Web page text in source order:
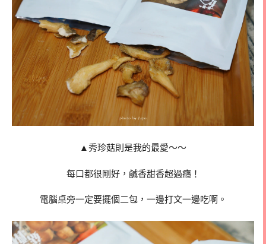
▲秀珍菇則是我的最愛～～
每口都很剛好，鹹香甜香超過癮！
電腦桌旁一定要擺個二包，一邊打文一邊吃啊。